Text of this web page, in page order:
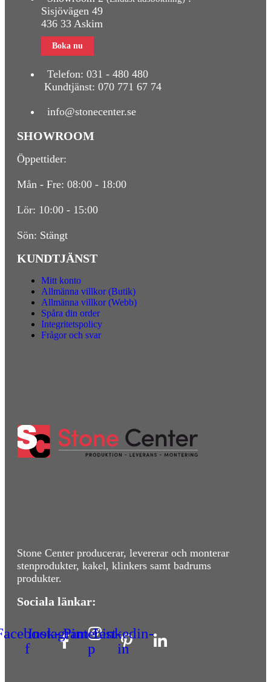
Sisjövägen 49
436 33 Askim
Boka nu
Telefon: 031 - 480 480
Kundtjänst: 070 771 67 74
info@stonecenter.se
SHOWROOM
Öppettider:
Mån - Fre: 08:00 - 18:00
Lör: 10:00 - 15:00
Sön: Stängt
KUNDTJÄNST
Mitt konto
Allmänna villkor (Butik)
Allmänna villkor (Webb)
Spåra din order
Integritetspolicy
Frågor och svar
Stone Center producerar, levererar och monterar
stenprodukter, kakel, klinkers samt badrums
produkter.
Sociala länkar:
f
InstagramPinterest-
p
Linkedin-
in